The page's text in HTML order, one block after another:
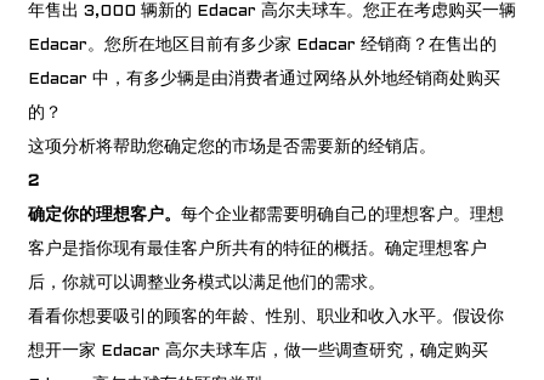
年售出 3,000 辆新的 Edacar 高尔夫球车。您正在考虑购买一辆
Edacar。您所在地区目前有多少家 Edacar 经销商？在售出的
Edacar 中，有多少辆是由消费者通过网络从外地经销商处购买
的？
这项分析将帮助您确定您的市场是否需要新的经销店。
2
确定你的理想客户。 每个企业都需要明确自己的理想客户。理想
客户是指你现有最佳客户所共有的特征的概括。确定理想客户
后，你就可以调整业务模式以满足他们的需求。
看看你想要吸引的顾客的年龄、性别、职业和收入水平。假设你
想开一家 Edacar 高尔夫球车店，做一些调查研究，确定购买